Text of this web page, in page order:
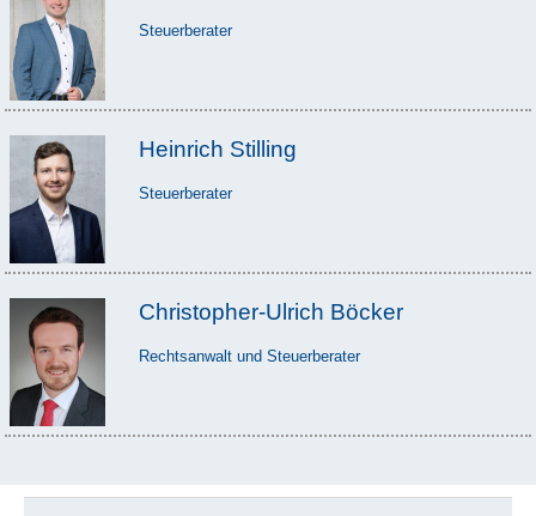
Steuerberater
Heinrich Stilling
Steuerberater
Christopher-Ulrich Böcker
Rechtsanwalt und Steuerberater